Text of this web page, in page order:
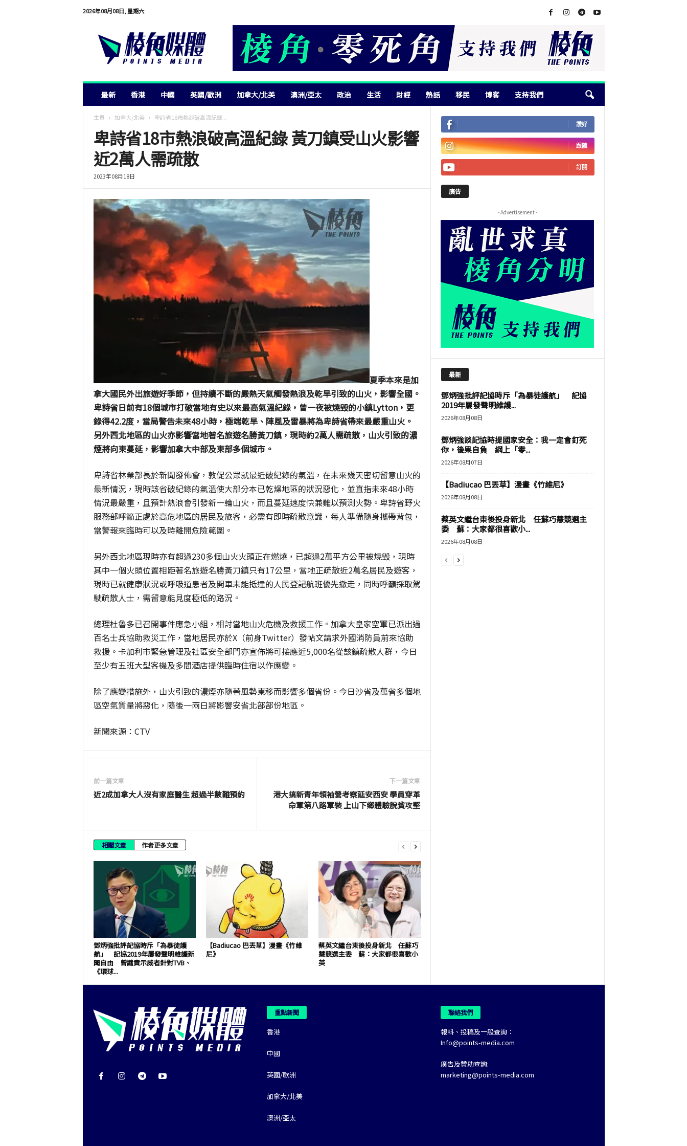
2026年08月08日, 星期六
最新 香港 中國 英國/歐洲 加拿大/北美 澳洲/亞太 政治 生活 財經 熱話 移民 博客 支持我們
主頁 加拿大/北美 卑詩省18市熱浪破高溫紀錄...
卑詩省18市熱浪破高溫紀錄 黃刀鎮受山火影響
近2萬人需疏散
2023年08月18日
夏季本來是加
拿大國民外出旅遊好季節，但持續不斷的嚴熱天氣觸發熱浪及乾旱引致的山火，影響全國。
卑詩省日前有18個城市打破當地有史以來最高氣溫紀錄，曾一夜被燒毀的小鎮Lytton，更
錄得42.2度，當局警告未來48小時，極端乾旱、陣風及雷暴將為卑詩省帶來最嚴重山火。
另外西北地區的山火亦影響當地著名旅遊名勝黃刀鎮，現時約2萬人需疏散，山火引致的濃
煙將向東蔓延，影響加拿大中部及東部多個城市。
卑詩省林業部長於新聞發佈會，敦促公眾就最近破紀錄的氣溫，在未來幾天密切留意山火的
最新情況，現時該省破紀錄的氣溫使大部分本已乾燥地區的狀況惡化，並直指未來48小時
情況最嚴重，且預計熱浪會引發新一輪山火，而且蔓延速度快兼難以預測火勢。卑詩省野火
服務部呼籲正處於高危地區的居民及旅客，必需有即時疏散意識，每人準備隨身攜帶背包，
當警報來臨時可以及時離開危險範圍。
另外西北地區現時亦有超過230多個山火火頭正在燃燒，已超過2萬平方公里被燒毀，現時
其中一個火頭位置相距著名旅遊名勝黃刀鎮只有17公里，當地正疏散近2萬名居民及遊客，
現時已就健康狀況或呼吸道患者及開車未能抵達的人民登記航班優先撤走，同時呼籲採取駕
駛疏散人士，需留意能見度極低的路況。
總理杜魯多已召開事件應急小組，相討當地山火危機及救援工作。加拿大皇家空軍已派出過
百名士兵協助救災工作，當地居民亦於X（前身Twitter）發帖文請求外國消防員前來協助
救援。卡加利市緊急管理及社區安全部門亦宣佈將可接應近5,000名從該鎮疏散人群，今日
至少有五班大型客機及多間酒店提供臨時住宿以作應變。
除了應變措施外，山火引致的濃煙亦隨著風勢東移而影響多個省份。今日沙省及萬省多個地
區空氣質量將惡化，隨後一兩日將影響安省北部部份地區。
新聞來源： CTV
前一篇文章
近2成加拿大人沒有家庭醫生 超過半數難預約
下一篇文章
港大搞新青年領袖營考察延安西安 學員穿革
命軍第八路軍裝 上山下鄉體驗脫貧攻堅
相關文章 作者更多文章
鄧炳強批評記協時斥「為暴徒護
航」 記協2019年屢發聲明維護新
聞自由 曾譴責示威者針對TVB、
《環球...
【Badiucao 巴丟草】漫畫《竹維
尼》
蔡英文繼台東後投身新北 任蘇巧
慧競選主委 蘇：大家都很喜歡小
英
讚好
跟隨
訂閱
廣告
- Advertisement -
最新
鄧炳強批評記協時斥「為暴徒護航」 記協
2019年屢發聲明維護...
2026年08月08日
鄧炳強談記協時提國家安全：我一定會釘死
你，後果自負 網上「零...
2026年08月07日
【Badiucao 巴丟草】漫畫《竹維尼》
2026年08月08日
蔡英文繼台東後投身新北 任蘇巧慧競選主
委 蘇：大家都很喜歡小...
2026年08月08日
重點新聞
香港
中國
英國/歐洲
加拿大/北美
澳洲/亞太
聯絡我們
報料、投稿及一般查詢：
Info@points-media.com
廣告及贊助查詢:
marketing@points-media.com